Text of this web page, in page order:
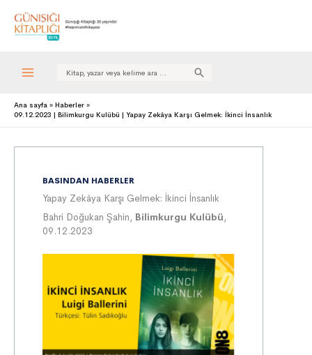
Search
Ana sayfa
Haberler
09.12.2023 | Bilimkurgu Kulübü | Yapay Zekâya Karşı Gelmek: İkinci İnsanlık
BASINDAN HABERLER
Yapay Zekâya Karşı Gelmek: İkinci İnsanlık
Bahri Doğukan Şahin, Bilimkurgu Kulübü,
09.12.2023